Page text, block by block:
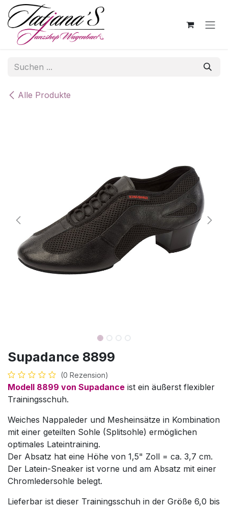
Zum Inhalt springen
Alle Produkte
Supadance 8899
(0 Rezension)
Modell 8899 von Supadance ist ein äußerst flexibler
Trainingsschuh.
Weiches Nappaleder und Mesheinsätze in Kombination
mit einer geteilten Sohle (Splitsohle) ermöglichen
optimales Lateintraining.
Der Absatz hat eine Höhe von 1,5" Zoll = ca. 3,7 cm.
Der Latein-Sneaker ist vorne und am Absatz mit einer
Chromledersohle belegt.
Lieferbar ist dieser Trainingsschuh in der Größe 6,0 bis